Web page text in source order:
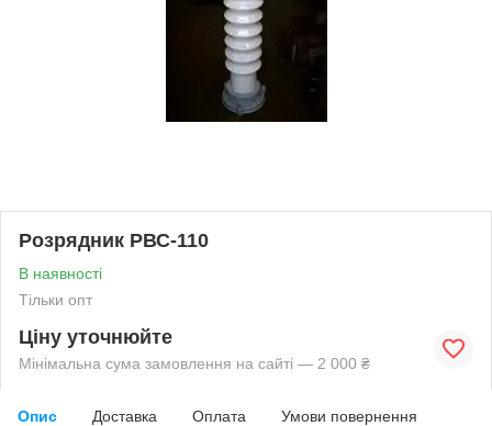
Розрядник РВС-110
В наявності
Тільки опт
Ціну уточнюйте
Мінімальна сума замовлення на сайті — 2 000 ₴
Опис Доставка Оплата Умови повернення